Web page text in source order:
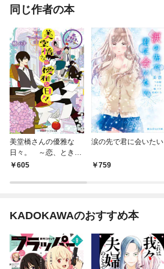
同じ作者の本
美堂橋さんの優雅な
日々。 ～恋、ときど
き、ミステリー～
605
涙の先で君に会いたい
759
KADOKAWAのおすすめ本